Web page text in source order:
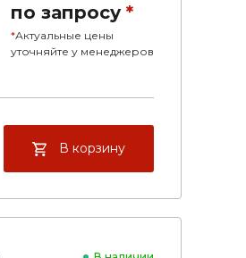
по запросу *
*Актуальные цены
уточняйте у менеджеров
В корзину